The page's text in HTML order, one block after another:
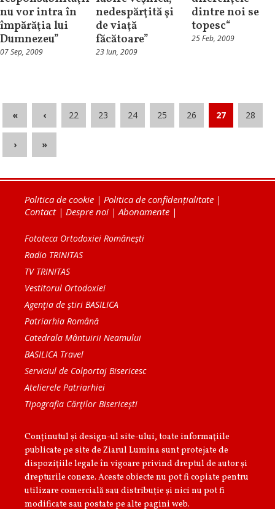
nu vor intra în
împărăţia lui
Dumnezeu”
07 Sep, 2009
nedespărţită şi
de viaţă
făcătoare”
23 Iun, 2009
dintre noi se
topesc“
25 Feb, 2009
« ‹ 22 23 24 25 26 27 28
› »
Politica de cookie | Politica de confidențialitate |
Contact| Despre noi |Abonamente |
Fototeca Ortodoxiei Românești
Radio TRINITAS
TV TRINITAS
Vestitorul Ortodoxiei
Agenţia de ştiri BASILICA
Patriarhia Română
Catedrala Mântuirii Neamului
BASILICA Travel
Serviciul de Colportaj Bisericesc
Atelierele Patriarhiei
Tipografia Cărţilor Bisericeşti
Conținutul și design-ul site-ului, toate informaţiile
publicate pe site de Ziarul Lumina sunt protejate de
dispoziţiile legale în vigoare privind dreptul de autor şi
drepturile conexe. Aceste obiecte nu pot fi copiate pentru
utilizare comercială sau distribuţie şi nici nu pot fi
modificate sau postate pe alte pagini web.